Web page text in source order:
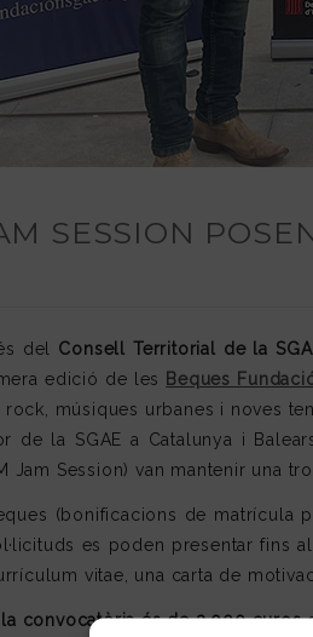
SESSION
del Consell Territorial de la
edició de les
Beques
músiques urbanes i noves
de la SGAE a Catalunya i
Jam Session) van mantenir una
(bonificacions de matrícula
es poden presentar fins
vitae, una carta de
convocatòria és de 3.000 euros